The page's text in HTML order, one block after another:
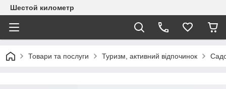
Шестой километр
Товари та послуги Туризм, активний відпочинок